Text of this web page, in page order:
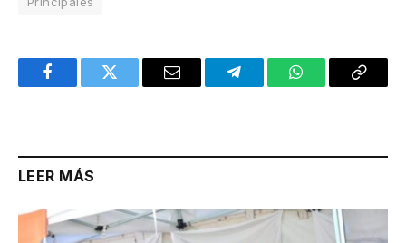
FacebookTwitter Email TelegramWhatsAppCopy
LEER MÁS